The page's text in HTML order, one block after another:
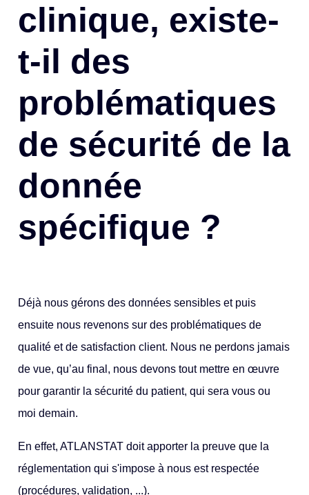
clinique, existe-
t-il des
problématiques
de sécurité de la
donnée
spécifique ?
Déjà nous gérons des données sensibles et puis
ensuite nous revenons sur des problématiques de
qualité et de satisfaction client. Nous ne perdons jamais
de vue, qu’au final, nous devons tout mettre en œuvre
pour garantir la sécurité du patient, qui sera vous ou
moi demain.
En effet, ATLANSTAT doit apporter la preuve que la
réglementation qui s'impose à nous est respectée
(procédures, validation, ...).